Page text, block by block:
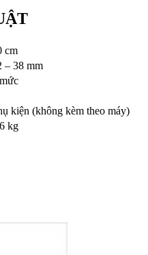
cm
– 38 mm
kiện (không kèm theo máy)
kg